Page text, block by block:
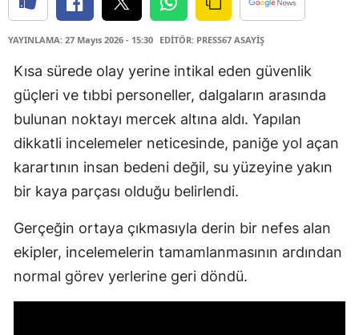
YAYINLAMA: 27 Mayıs 2026 - 15:30 EDİTÖR: PRESS67 ASAYİŞ
Kısa sürede olay yerine intikal eden güvenlik
güçleri ve tıbbi personeller, dalgaların arasında
bulunan noktayı mercek altına aldı. Yapılan
dikkatli incelemeler neticesinde, paniğe yol açan
karartının insan bedeni değil, su yüzeyine yakın
bir kaya parçası olduğu belirlendi.
Gerçeğin ortaya çıkmasıyla derin bir nefes alan
ekipler, incelemelerin tamamlanmasının ardından
normal görev yerlerine geri döndü.